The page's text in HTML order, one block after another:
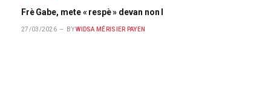
Frè Gabe, mete « respè » devan non l
27/03/2026 BY WIDSA MÉRISIER PAYEN